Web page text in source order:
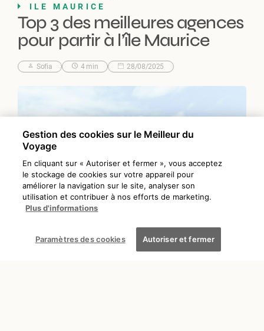
ILE MAURICE
Top 3 des meilleures agences
pour partir à l’île Maurice
Sofia 4 min 28/08/2025
Gestion des cookies sur le Meilleur du
Voyage
En cliquant sur « Autoriser et fermer », vous acceptez
le stockage de cookies sur votre appareil pour
améliorer la navigation sur le site, analyser son
utilisation et contribuer à nos efforts de marketing.
Plus d'informations
Paramètres des cookies Autoriser et fermer